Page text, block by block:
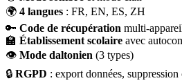
🌍 4 langues : FR, EN, ES, ZH
🔑 Code de récupération multi-
🏫 Établissement scolaire avec
👁 Mode daltonien (3 types)
🔒 RGPD : export données,